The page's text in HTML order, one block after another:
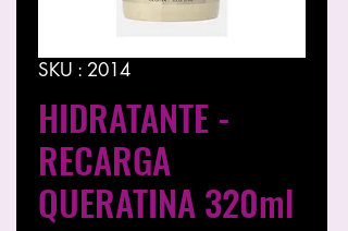
SKU : 2014
HIDRATANTE -
RECARGA
QUERATINA 320ml